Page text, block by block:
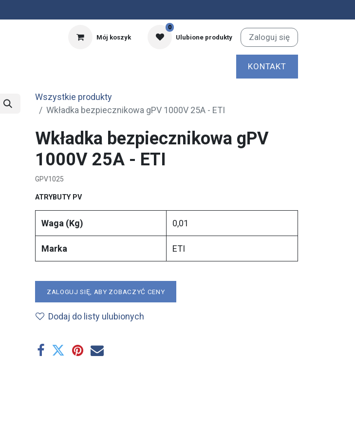
Mój koszyk
0
Ulubione produkty
Zaloguj się
KONTAKT
Wszystkie produkty
Wkładka bezpiecznikowa gPV 1000V 25A - ETI
Wkładka bezpiecznikowa gPV
1000V 25A - ETI
GPV1025
ATRYBUTY PV
Waga (Kg) 0,01
Marka ETI
ZALOGUJ SIĘ, ABY ZOBACZYĆ CENY
Dodaj do listy ulubionych